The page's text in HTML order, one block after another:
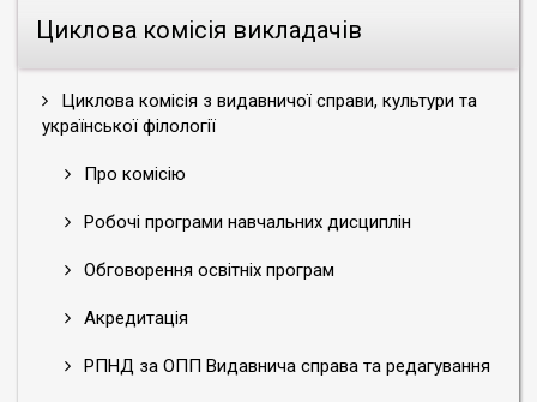
Циклова комісія викладачів
Циклова комісія з видавничої справи, культури та
української філології
Про комісію
Робочі програми навчальних дисциплін
Обговорення освітніх програм
Акредитація
РПНД за ОПП Видавнича справа та редагування